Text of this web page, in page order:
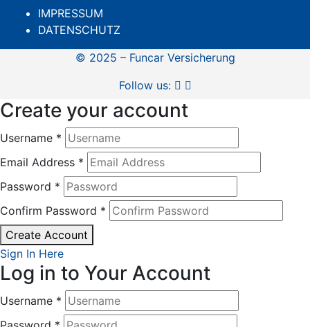
IMPRESSUM
DATENSCHUTZ
© 2025 – Funcar Versicherung
Follow us:
Create your account
Username *
Email Address *
Password *
Confirm Password *
Create Account
Sign In Here
Log in to Your Account
Username *